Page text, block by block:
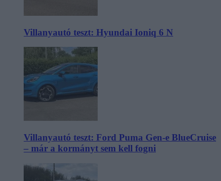
Villanyautó teszt: Hyundai Ioniq 6 N
Villanyautó teszt: Ford Puma Gen-e BlueCruise
– már a kormányt sem kell fogni